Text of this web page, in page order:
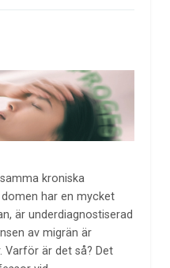
kroniska
har en mycket
är underdiagnostiserad
av migrän är
Varför är det så? Det